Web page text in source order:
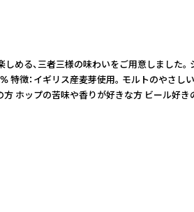
三者三様の味わいをご用意しまし
：イギリス産麦芽使用。 モルト
ップの苦味や香りが好きな方 ビール